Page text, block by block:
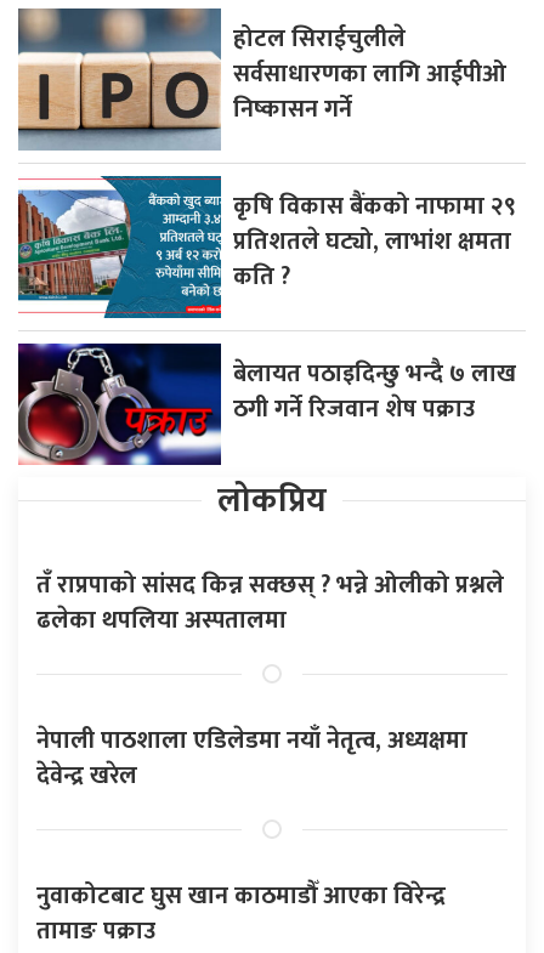
होटल सिराईचुलीले
सर्वसाधारणका लागि आईपीओ
निष्कासन गर्ने
कृषि विकास बैंकको नाफामा २९
प्रतिशतले घट्यो, लाभांश क्षमता
कति ?
बेलायत पठाइदिन्छु भन्दै ७ लाख
ठगी गर्ने रिजवान शेष पक्राउ
लोकप्रिय
तँ राप्रपाको सांसद किन्न सक्छस् ? भन्ने ओलीको प्रश्नले
ढलेका थपलिया अस्पतालमा
नेपाली पाठशाला एडिलेडमा नयाँ नेतृत्व, अध्यक्षमा
देवेन्द्र खरेल
नुवाकोटबाट घुस खान काठमाडौँ आएका विरेन्द्र
तामाङ पक्राउ